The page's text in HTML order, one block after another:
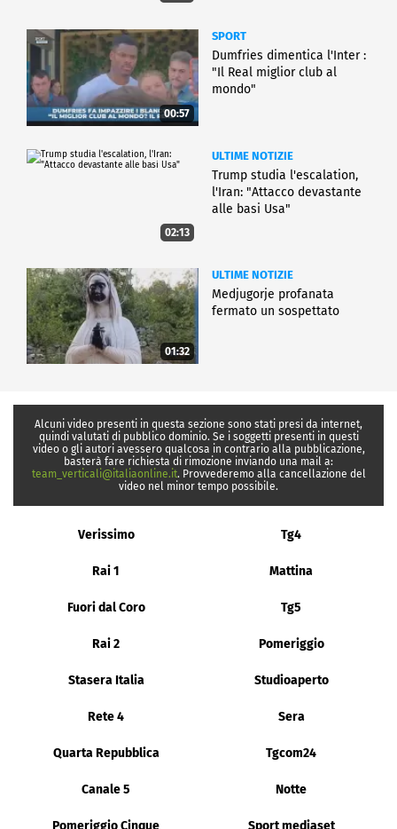
00:57
SPORT
Dumfries dimentica l'Inter :
"Il Real miglior club al
mondo"
02:13
ULTIME NOTIZIE
Trump studia l'escalation,
l'Iran: "Attacco devastante
alle basi Usa"
01:32
ULTIME NOTIZIE
Medjugorje profanata
fermato un sospettato
Alcuni video presenti in questa sezione sono stati presi da internet,
quindi valutati di pubblico dominio. Se i soggetti presenti in questi
video o gli autori avessero qualcosa in contrario alla pubblicazione,
basterà fare richiesta di rimozione inviando una mail a:
team_verticali@italiaonline.it. Provvederemo alla cancellazione del
video nel minor tempo possibile.
Verissimo Tg4
Rai 1 Mattina
Fuori dal Coro Tg5
Rai 2 Pomeriggio
Stasera Italia Studioaperto
Rete 4 Sera
Quarta Repubblica Tgcom24
Canale 5 Notte
Pomeriggio Cinque Sport mediaset